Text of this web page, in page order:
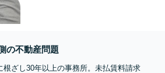
の不動産問題
根ざし30年以上の事務所。未払賃料請求